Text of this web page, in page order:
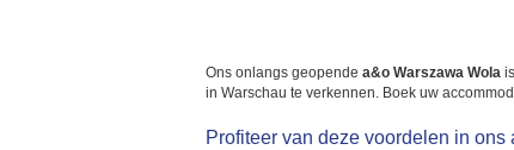
Ons onlangs geopende a&o Warszawa Wola
in Warschau te verkennen. Boek uw
Profiteer van deze voordelen in ons